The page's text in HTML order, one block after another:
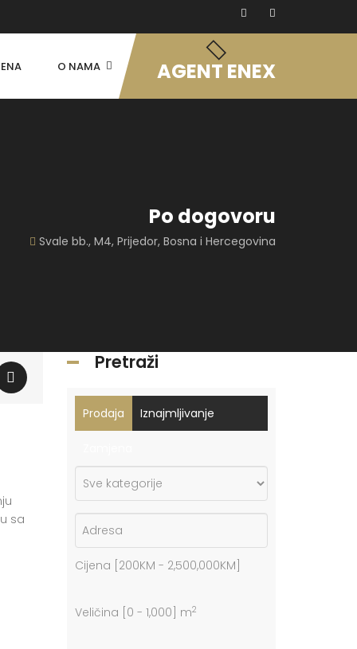
O NAMA AGENT ENEX
Po dogovoru
Svale bb., M4, Prijedor, Bosna i Hercegovina
sa
Pretraži
Prodaja Iznajmljivanje
Cijena [ 200KM - 2,500,000KM
Veličina [ 0 - 1,000 ] m2